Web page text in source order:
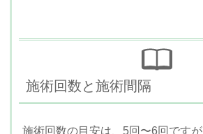
施術回数と施術間隔
施術回数の目安は、5回〜6回です